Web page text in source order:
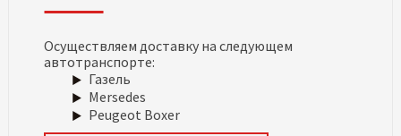
Осуществляем доставку на следующем
автотранспорте:
Газель
Mersedes
Peugeot Boxer